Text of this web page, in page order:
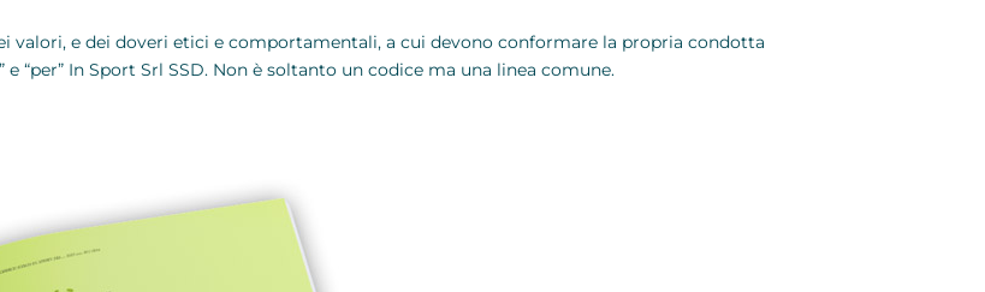
valori, e dei doveri etici e comportamentali, a cui devono conformare la propria condotta
“per” In Sport Srl SSD. Non è soltanto un codice ma una linea comune.